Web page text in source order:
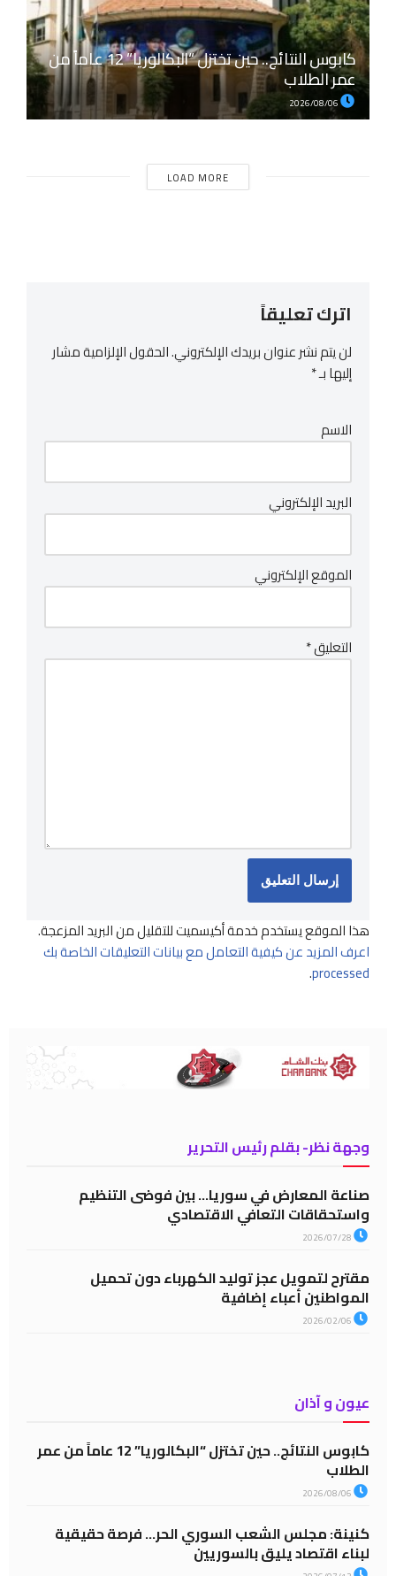
كابوس النتائج.. حين تختزل “البكالوريا” 12 عاماً من
عمر الطلاب
LOAD MORE
اترك تعليقاً
لن يتم نشر عنوان بريدك الإلكتروني.الحقول الإلزامية مشار
إليها بـ*
الاسم
البريد الإلكتروني
الموقع الإلكتروني
التعليق*
هذا الموقع يستخدم خدمة أكيسميت للتقليل من البريد المزعجة.
اعرف المزيد عن كيفية التعامل مع بيانات التعليقات الخاصة بك
processed
.
وجهة نظر- بقلم رئيس التحرير
صناعة المعارض في سوريا… بين فوضى التنظيم
واستحقاقات التعافي الاقتصادي
مقترح لتمويل عجز توليد الكهرباء دون تحميل
المواطنين أعباء إضافية
عيون و آذان
كابوس النتائج.. حين تختزل “البكالوريا” 12 عاماً من عمر
الطلاب
كنينة: مجلس الشعب السوري الحر… فرصة حقيقية
لبناء اقتصاد يليق بالسوريين